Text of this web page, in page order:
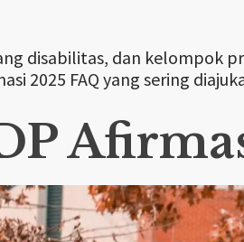
disabilitas, dan kelompok
2025 FAQ yang sering